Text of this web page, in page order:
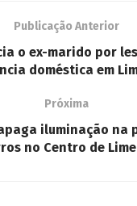
Publicação Anterior
o ex-marido por
doméstica em
Próxima
iluminação na
no Centro de